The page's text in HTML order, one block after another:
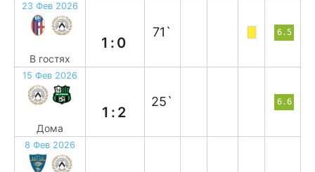
23 Фев 2026
В гостях
1:0
71` 6.5
15 Фев 2026
Дома
1:2
25` 6.6
8 Фев 2026